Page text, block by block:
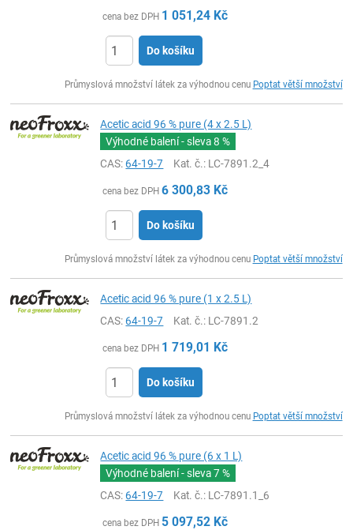
cena bez DPH 1 051,24 Kč
Do košíku
Průmyslová množství látek za výhodnou cenu Poptat větší množství
Acetic acid 96 % pure (4 x 2.5 L)
Výhodné balení - sleva8 %
CAS:64-19-7 Kat. č.: LC-7891.2_4
cena bez DPH 6 300,83 Kč
Do košíku
Průmyslová množství látek za výhodnou cenu Poptat větší množství
Acetic acid 96 % pure (1 x 2.5 L)
CAS:64-19-7 Kat. č.: LC-7891.2
cena bez DPH 1 719,01 Kč
Do košíku
Průmyslová množství látek za výhodnou cenu Poptat větší množství
Acetic acid 96 % pure (6 x 1 L)
Výhodné balení - sleva7 %
CAS:64-19-7 Kat. č.: LC-7891.1_6
cena bez DPH 5 097,52 Kč